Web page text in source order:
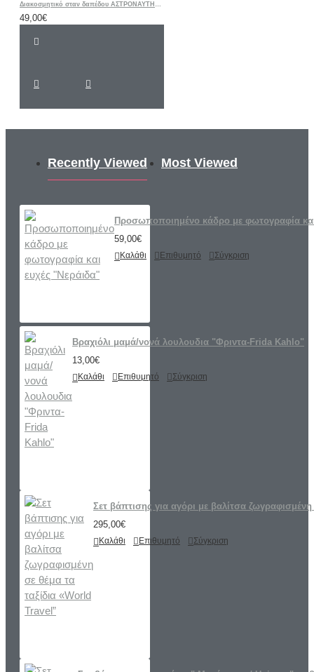
Διακοσμητικό σταν δαπέδου ΑΣΤΡΟΝΑΥΤΗΣ ΔΙΑΣΤΗΜΑ
49,00€
Recently Viewed Most Viewed
Προσωποποιημένο κάδρο με φωτογραφία
59,00€
Καλάθι Επιθυμητό Σύγκριση
Βραχιόλι μαμά/νονά λουλουδια "Φριντα-Frida Kahlo"
13,00€
Καλάθι Επιθυμητό Σύγκριση
Σετ βάπτισης για αγόρι με βαλίτσα
295,00€
Καλάθι Επιθυμητό Σύγκριση